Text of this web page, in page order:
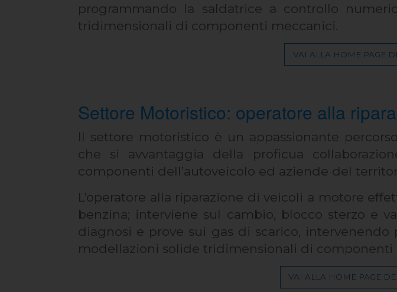
programmando la saldatrice a controllo
tridimensionali di componenti meccanici.
VAI ALLA HOME PAGE
Settore Motoristico: operatore alla
Il settore motoristico è un appassionante
che si avvantaggia della proficua
componenti dell’autoveicolo ed aziende del
L’operatore alla riparazione di veicoli a motore
benzina; interviene sul cambio, blocco sterzo e
diagnosi e prove sui gas di scarico,
modellazioni solide tridimensionali di componenti
VAI ALLA HOME PAGE